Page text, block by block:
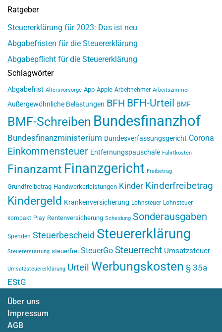
Ratgeber
Steuererklärung für 2023: Das ist neu
Abgabefristen für die Steuererklärung
Abgabepflicht für die Steuererklärung
Schlagwörter
Abgabefrist Altersvorsorge App Apple Arbeitnehmer Arbeitszimmer
Außergewöhnliche Belastungen BFH BFH-Urteil BMF
BMF-Schreiben Bundesfinanzhof
Bundesfinanzministerium Bundesverfassungsgericht Corona
Einkommensteuer Entfernungspauschale Fahrtkosten
Finanzamt Finanzgericht Freibetrag
Grundfreibetrag Handwerkerleistungen Kinder Kinderfreibetrag
Kindergeld Krankenversicherung Lohnsteuer Lohnsteuer
kompakt Play Rentenversicherung Scheidung Sonderausgaben
Spenden Steuerbescheid Steuererklärung
Steuererstattung steuerfrei SteuerGo Steuerrecht Umsatzsteuer
Umsatzsteuererklärung Urteil Werbungskosten § 35a
EStG
Über uns
Impressum
AGB